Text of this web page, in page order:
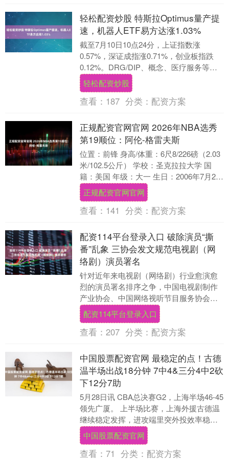
轻松配资炒股 特斯拉Optimus量产提
速，机器人ETF易方达涨1.03%
截至7月10日10点24分，上证指数涨
0.57%，深证成指涨0.71%，创业板指跌
0.12%。DRG/DIP、概念、医疗服务等板
块涨幅居前。 ETF方面，机器人....
轻松配资炒股
查看： 187 分类： 配资方案
正规配资官网官网 2026年NBA选秀
第19顺位：阿伦-格雷夫斯
位置：前锋 身高/体重：6尺8/226磅（2.03
米/102.5公斤） 学校：圣克拉拉大学 国
籍：美国 年级：大一 生日：2006年7月28
日 球员概述 阿伦-....
正规配资官网官网
查看： 141 分类： 配资方案
配资114平台登录入口 破除演员“撕
番”乱象 三协会发文规范电视剧（网
络剧）演员署名
针对近年来电视剧（网络剧）行业愈演愈
烈的演员署名排序之争，中国电视剧制作
产业协会、中国网络视听节目服务协会、
中国广播电视社会组织联合会演员委员会
于今日向会员单位....
配资114平台登录入口
查看： 207 分类： 配资方案
中国股票配资官网 最稳定的点！古德
温半场出战18分钟 7中4&三分4中2砍
下12分7助
5月28日讯 CBA总决赛G2，上海半场46-45
领先广厦。 上半场比赛，上海外援古德温
继续稳定发挥，进攻端里突外投效率稳定
的同时中国股票配资官网，依然能串联
起....
中国股票配资官网
查看： 71 分类： 配资方案